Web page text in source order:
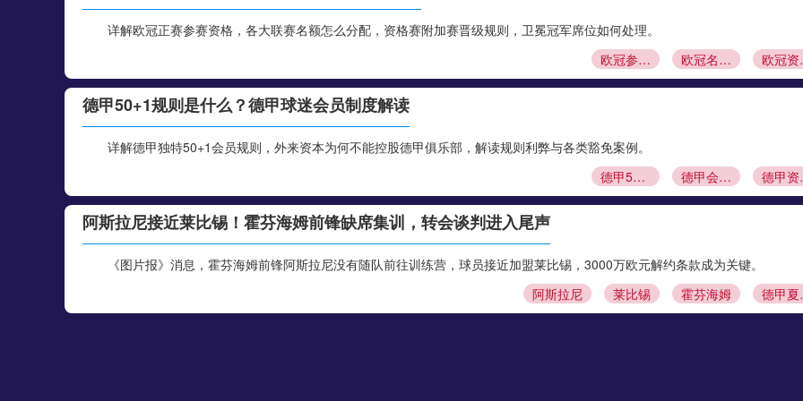
详解欧冠正赛参赛资格，各大联赛名额怎么分配，资格赛附加赛晋级规则，卫冕冠军席位如何处理。
欧冠参赛资格
欧冠名额分配 欧
德甲50+1规则是什么？德甲球迷会员制度解读
详解德甲独特50+1会员规则，外来资本为何不能控股德甲俱乐部，解读规则利弊与各类豁免案例。
德甲50+1规则
德甲会员制
阿斯拉尼接近莱比锡！霍芬海姆前锋缺席集训，转会谈判进入尾声
《图片报》消息，霍芬海姆前锋阿斯拉尼没有随队前往训练营，球员接近加盟莱比锡，3000万欧元解约条款成为关键。
阿斯拉尼
莱比锡 霍芬海姆